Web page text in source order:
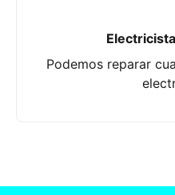
Podemos reparar